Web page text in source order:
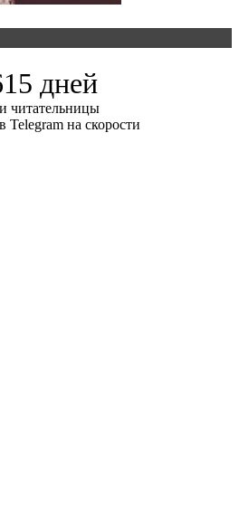
дней
читательницы
Telegram на скорости